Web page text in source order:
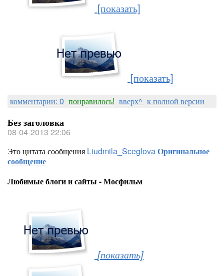
[показать]
[показать]
комментарии: 0 понравилось! вверх^ к полной версии
Без заголовка
08-04-2013 22:06
Это цитата сообщения Liudmila_SceglovaОригинальное
сообщение
Любимые блоги и сайты - Мосфильм
[показать]